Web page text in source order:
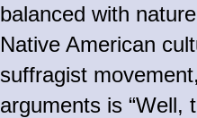
balanced with
Native American
suffragist
arguments is “Well,